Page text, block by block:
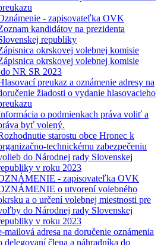
- zapisovateľka OVK
kandidátov na prezidenta
republiky
okrskovej volebnej komisie
okrskovej volebnej komisie
NR SR 2023
preukaz a oznámenie adresy na
žiadosti o vydanie hlasovacieho
o podmienkach práva voliť a
byť volený.
starostu obce Hronec k
technickému zabezpečeniu
do Národnej rady Slovenskej
v roku 2023
- zapisovateľka OVK
o utvorení volebného
a o určení volebnej miestnosti pre
do Národnej rady Slovenskej
v roku 2023
mailová adresa na doručenie oznámenia
delegovaní člena a náhradníka do